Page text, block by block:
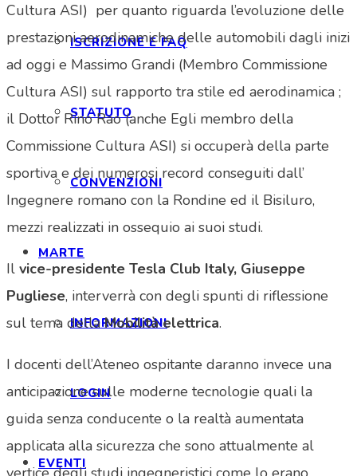
ISCRIZIONE E FAQ
STATUTO
CONVENZIONI
MARTE
INFORMAZIONI
LOGIN
EVENTI
Cultura ASI) per quanto riguarda l’evoluzione delle
prestazioni aerodinamiche delle automobili dagli inizi
ad oggi e Massimo Grandi (Membro Commissione
Cultura ASI) sul rapporto tra stile ed aerodinamica ;
il Dottor Rino Rao (anche Egli membro della
Commissione Cultura ASI) si occuperà della parte
sportiva e dei numerosi record conseguiti dall’
Ingegnere romano con la Rondine ed il Bisiluro,
mezzi realizzati in ossequio ai suoi studi.
Il vice-presidente Tesla Club Italy, Giuseppe
Pugliese, interverrà con degli spunti di riflessione
sul tema dellaMobilità elettrica.
I docenti dell’Ateneo ospitante daranno invece una
anticipazione sulle moderne tecnologie quali la
guida senza conducente o la realtà aumentata
applicata alla sicurezza che sono attualmente al